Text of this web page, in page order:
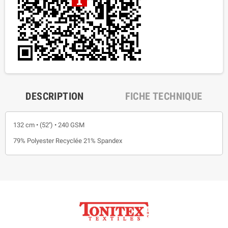
DESCRIPTION FICHE TECHNIQUE
132 cm • (52'') • 240 GSM
79% Polyester Recyclée 21% Spandex